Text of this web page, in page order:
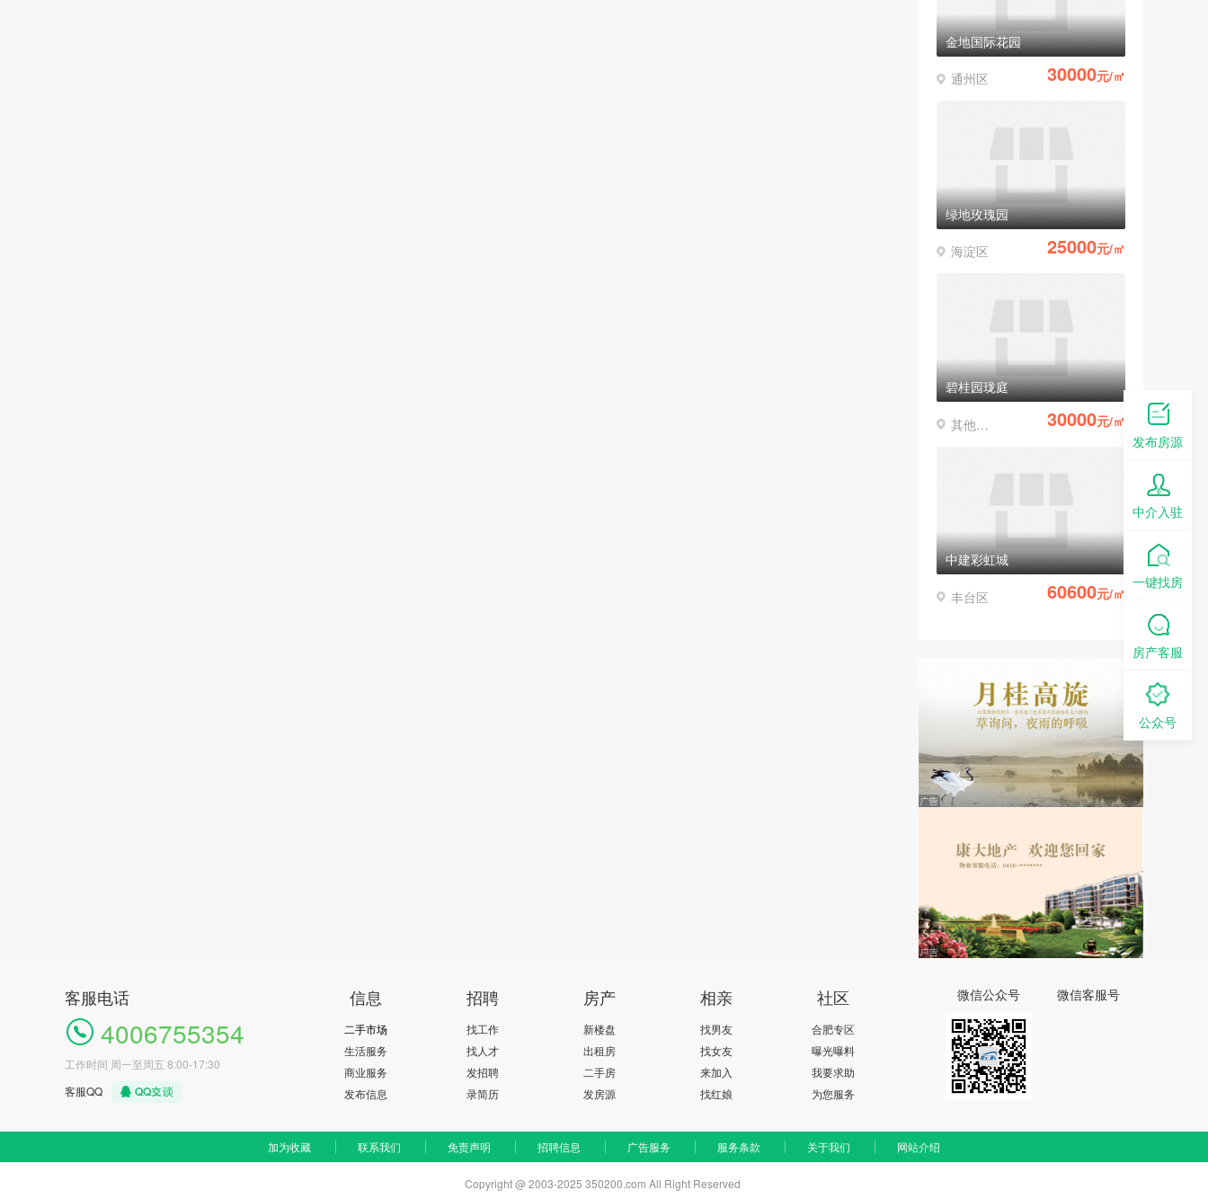
金地国际花园
通州区 30000元/㎡
绿地玫瑰园
海淀区 25000元/㎡
碧桂园珑庭
其他区县 30000元/㎡
中建彩虹城
丰台区 60600元/㎡
客服电话
4006755354
工作时间 周一至周五 8:00-17:30
客服QQ
信息
二手市场
生活服务
商业服务
发布信息
招聘
找工作
找人才
发招聘
录简历
房产
新楼盘
出租房
二手房
发房源
相亲
找男友
找女友
来加入
找红娘
社区
合肥专区
曝光曝料
我要求助
为您服务
微信公众号 微信客服号
加为收藏 联系我们 免责声明 招聘信息 广告服务 服务条款 关于我们 网站介绍
Copyright @ 2003-2025 350200.com All Right Reserved
发布房源
中介入驻
一键找房
房产客服
公众号